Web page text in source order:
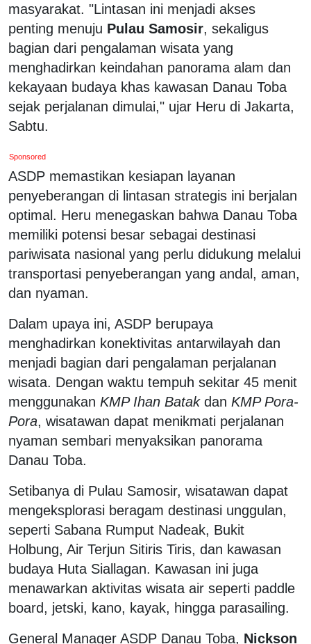
masyarakat. "Lintasan ini menjadi akses
penting menuju Pulau Samosir, sekaligus
bagian dari pengalaman wisata yang
menghadirkan keindahan panorama alam dan
kekayaan budaya khas kawasan Danau Toba
sejak perjalanan dimulai," ujar Heru di Jakarta,
Sabtu.
Sponsored
ASDP memastikan kesiapan layanan
penyeberangan di lintasan strategis ini berjalan
optimal. Heru menegaskan bahwa Danau Toba
memiliki potensi besar sebagai destinasi
pariwisata nasional yang perlu didukung melalui
transportasi penyeberangan yang andal, aman,
dan nyaman.
Dalam upaya ini, ASDP berupaya
menghadirkan konektivitas antarwilayah dan
menjadi bagian dari pengalaman perjalanan
wisata. Dengan waktu tempuh sekitar 45 menit
menggunakan KMP Ihan Batakdan KMP Pora-
Pora, wisatawan dapat menikmati perjalanan
nyaman sembari menyaksikan panorama
Danau Toba.
Setibanya di Pulau Samosir, wisatawan dapat
mengeksplorasi beragam destinasi unggulan,
seperti Sabana Rumput Nadeak, Bukit
Holbung, Air Terjun Sitiris Tiris, dan kawasan
budaya Huta Siallagan. Kawasan ini juga
menawarkan aktivitas wisata air seperti paddle
board, jetski, kano, kayak, hingga parasailing.
General Manager ASDP Danau Toba, Nickson